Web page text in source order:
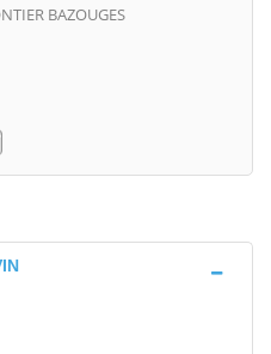
BAZOUGES